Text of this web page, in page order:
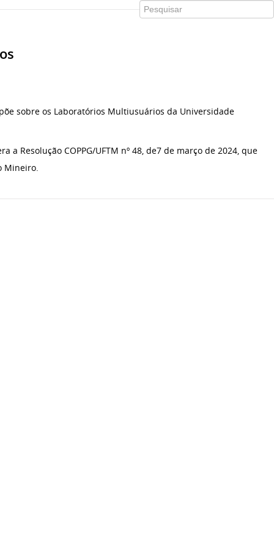
sobre os Laboratórios Multiusuários da Universidade
a Resolução COPPG/UFTM nº 48, de7 de março de 2024, que
Mineiro.